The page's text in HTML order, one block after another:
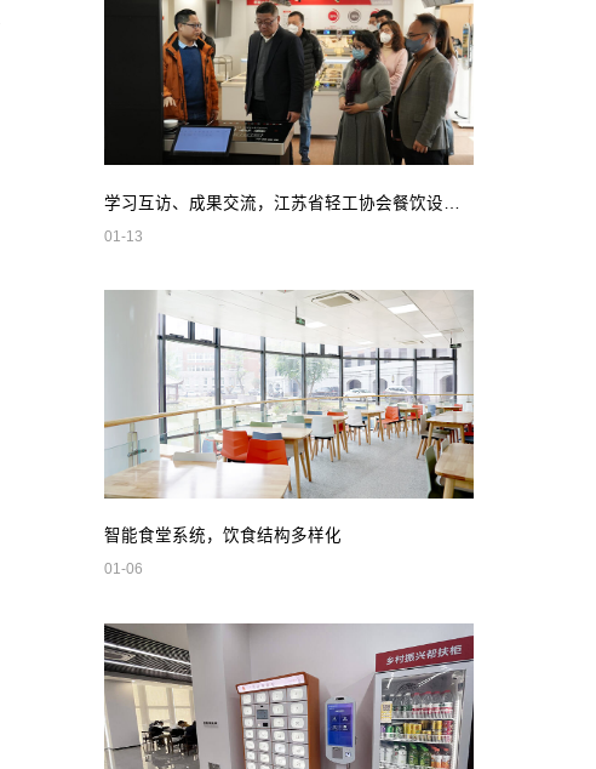
01-13
智能食堂系统，饮食结构多样化
01-06